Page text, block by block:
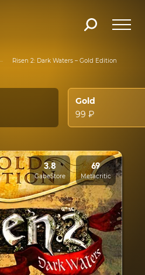
Risen 2: Dark Waters – Gold Edition
Gold
99 ₽
3.8
GabeStore
69
Metacritic